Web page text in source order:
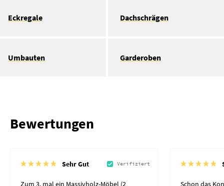
Eckregale Dachschrägen
Umbauten Garderoben
Bewertungen
Sehr Gut Verifiziert
Zum 3. mal ein Massivholz-Möbel (2
Schon das